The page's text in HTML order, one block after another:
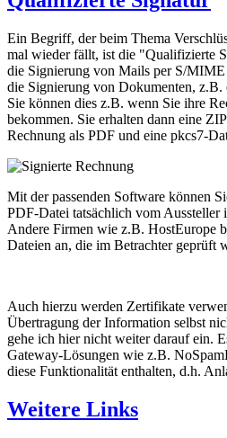
Ein Begriff, der beim Thema
mal wieder fällt, ist die "Qualifizierte
die Signierung von Mails per S/MIME
die Signierung von Dokumenten, z.B.
Sie können dies z.B. wenn Sie ihre
bekommen. Sie erhalten dann eine
Rechnung als PDF und eine pkcs7-
Mit der passenden Software können
PDF-Datei tatsächlich vom Aussteller
Andere Firmen wie z.B. HostEurope
Dateien an, die im Betrachter geprüft
Auch hierzu werden Zertifikate
Übertragung der Information selbst
gehe ich hier nicht weiter darauf ein.
Gateway-Lösungen wie z.B.
diese Funktionalität enthalten, d.h.
Weitere Links